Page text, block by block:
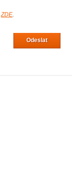
ZDE
Odeslat